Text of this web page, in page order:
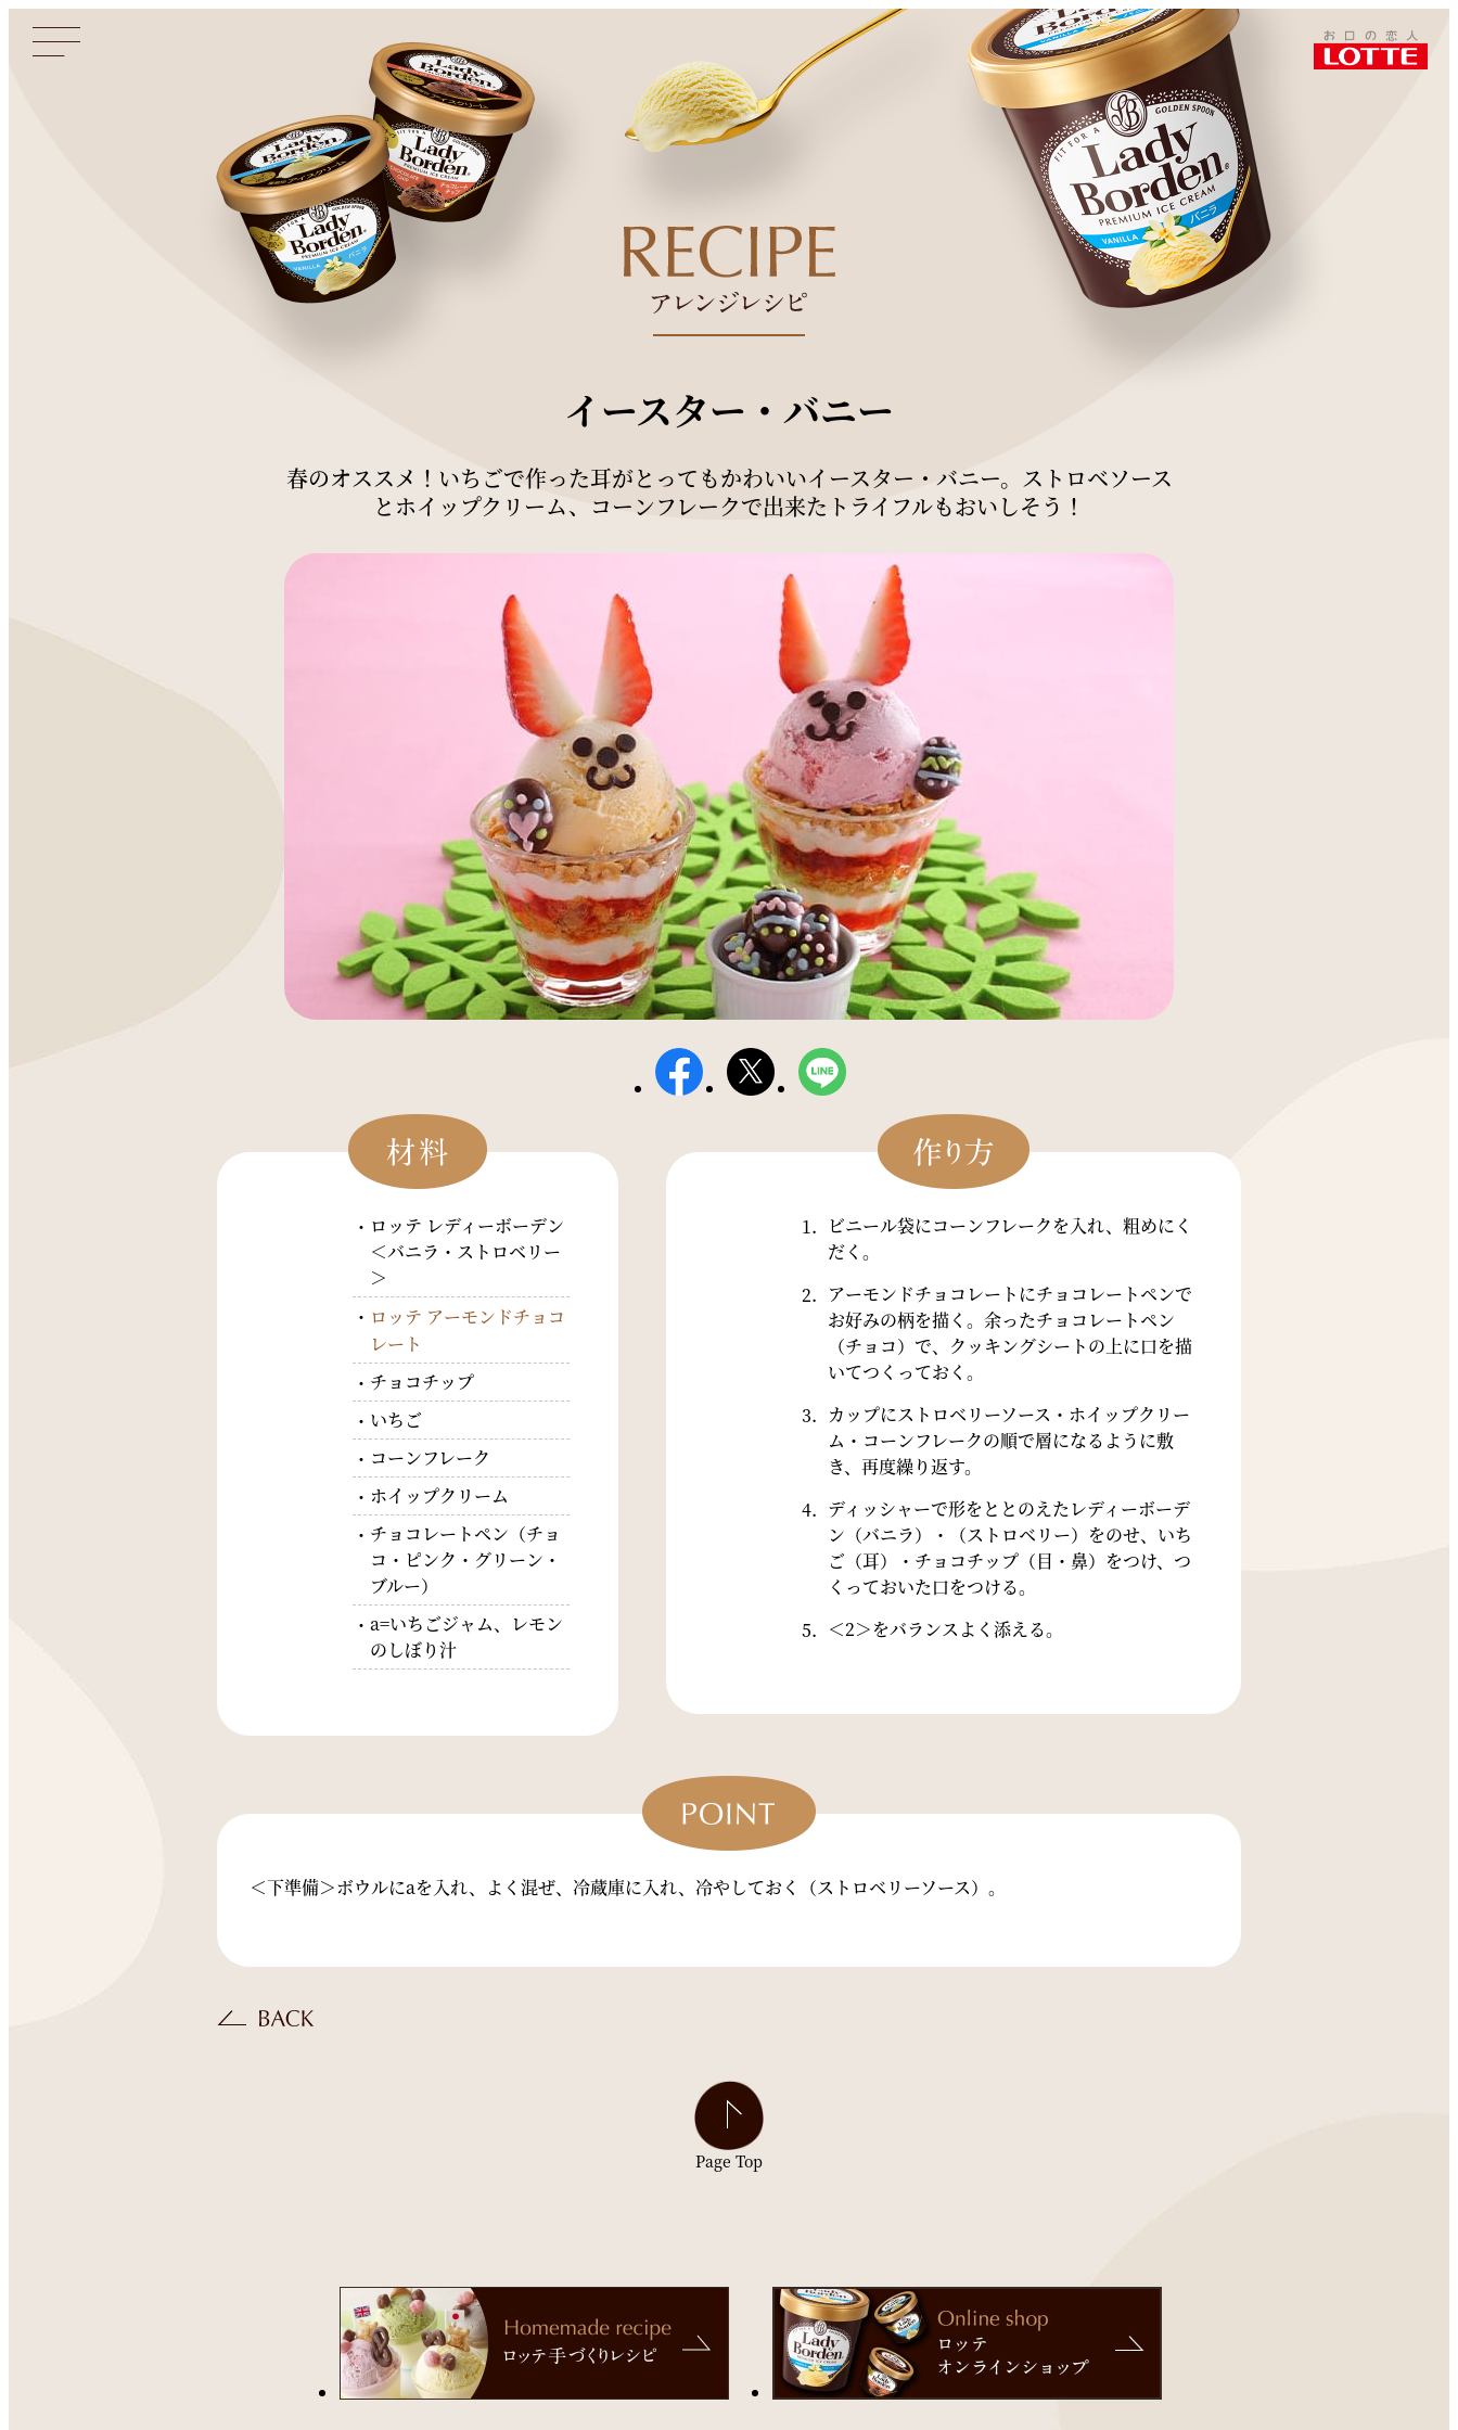
このページをシェアする
イースター・バニー
春のオススメ！いちごで作った耳がとってもかわいいイースター・バニー。ストロベソース
とホイップクリーム、コーンフレークで出来たトライフルもおいしそう！
ロッテ レディーボーデン
＜バニラ・ストロベリー
＞
ロッテ アーモンドチョコ
レート
チョコチップ
いちご
コーンフレーク
ホイップクリーム
チョコレートペン（チョ
コ・ピンク・グリーン・
ブルー）
a=いちごジャム、レモン
のしぼり汁
ビニール袋にコーンフレークを入れ、粗めにく
だく。
アーモンドチョコレートにチョコレートペンで
お好みの柄を描く。余ったチョコレートペン
（チョコ）で、クッキングシートの上に口を描
いてつくっておく。
カップにストロベリーソース・ホイップクリー
ム・コーンフレークの順で層になるように敷
き、再度繰り返す。
ディッシャーで形をととのえたレディーボーデ
ン（バニラ）・（ストロベリー）をのせ、いち
ご（耳）・チョコチップ（目・鼻）をつけ、つ
くっておいた口をつける。
＜2＞をバランスよく添える。
＜下準備＞ボウルにaを入れ、よく混ぜ、冷蔵庫に入れ、冷やしておく（ストロベリーソース）。
Page Top